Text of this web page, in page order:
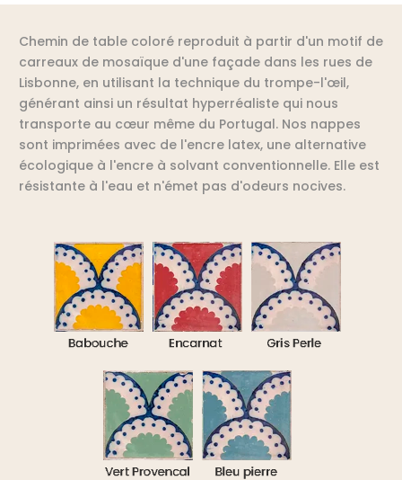
Chemin de table coloré reproduit à partir d'un motif de
carreaux de mosaïque d'une façade dans les rues de
Lisbonne, en utilisant la technique du trompe-l'œil,
générant ainsi un résultat hyperréaliste qui nous
transporte au cœur même du Portugal. Nos nappes
sont imprimées avec de l'encre latex, une alternative
écologique à l'encre à solvant conventionnelle. Elle est
résistante à l'eau et n'émet pas d'odeurs nocives.